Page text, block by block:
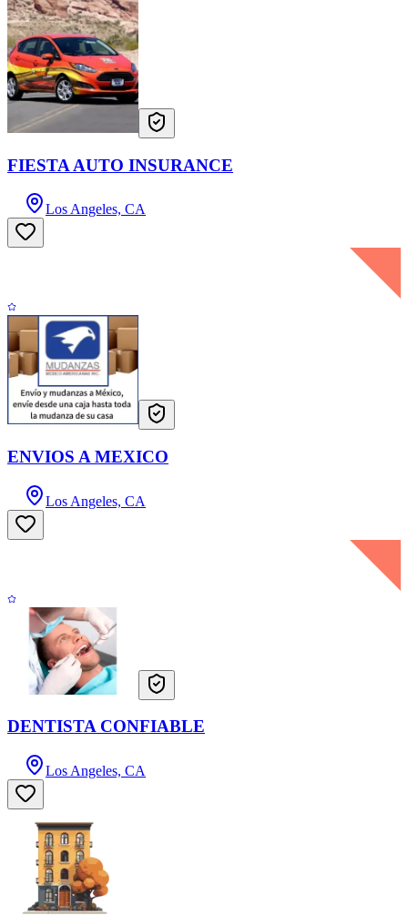
FIESTA AUTO INSURANCE
Los Angeles, CA
ENVIOS A MEXICO
Los Angeles, CA
DENTISTA CONFIABLE
Los Angeles, CA